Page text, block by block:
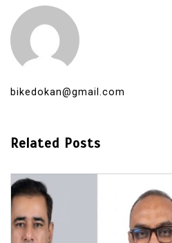
bikedokan@gmail.com
Related Posts